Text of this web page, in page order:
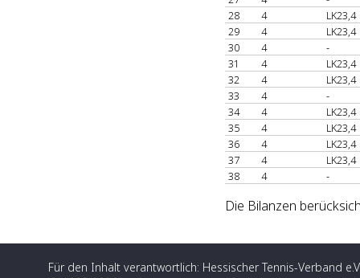
28
4
LK23,4
29
4
LK23,4
30
4
-
31
4
LK23,4
32
4
LK23,4
33
4
-
34
4
LK23,4
35
4
LK23,4
36
4
LK23,4
37
4
LK23,4
38
4 -
Die Bilanzen
Für den Inhalt verantwortlich: Hessischer Tennis-Verband